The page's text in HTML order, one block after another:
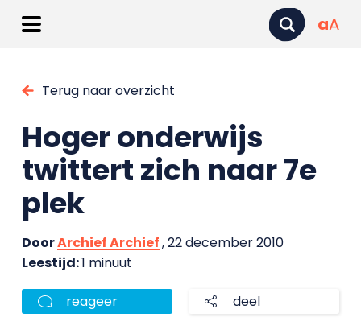
aA
Terug naar overzicht
Hoger onderwijs
twittert zich naar 7e
plek
DoorArchief Archief, 22 december 2010
Leestijd:1 minuut
reageer deel